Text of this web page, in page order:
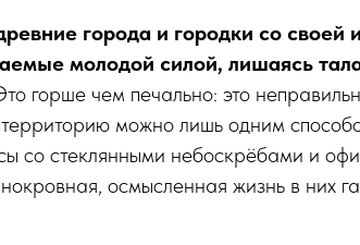
города и городки со своей
молодой силой, лишаясь
горше чем печально: это
можно лишь одним
со стеклянными небоскрёбами и
осмысленная жизнь в них